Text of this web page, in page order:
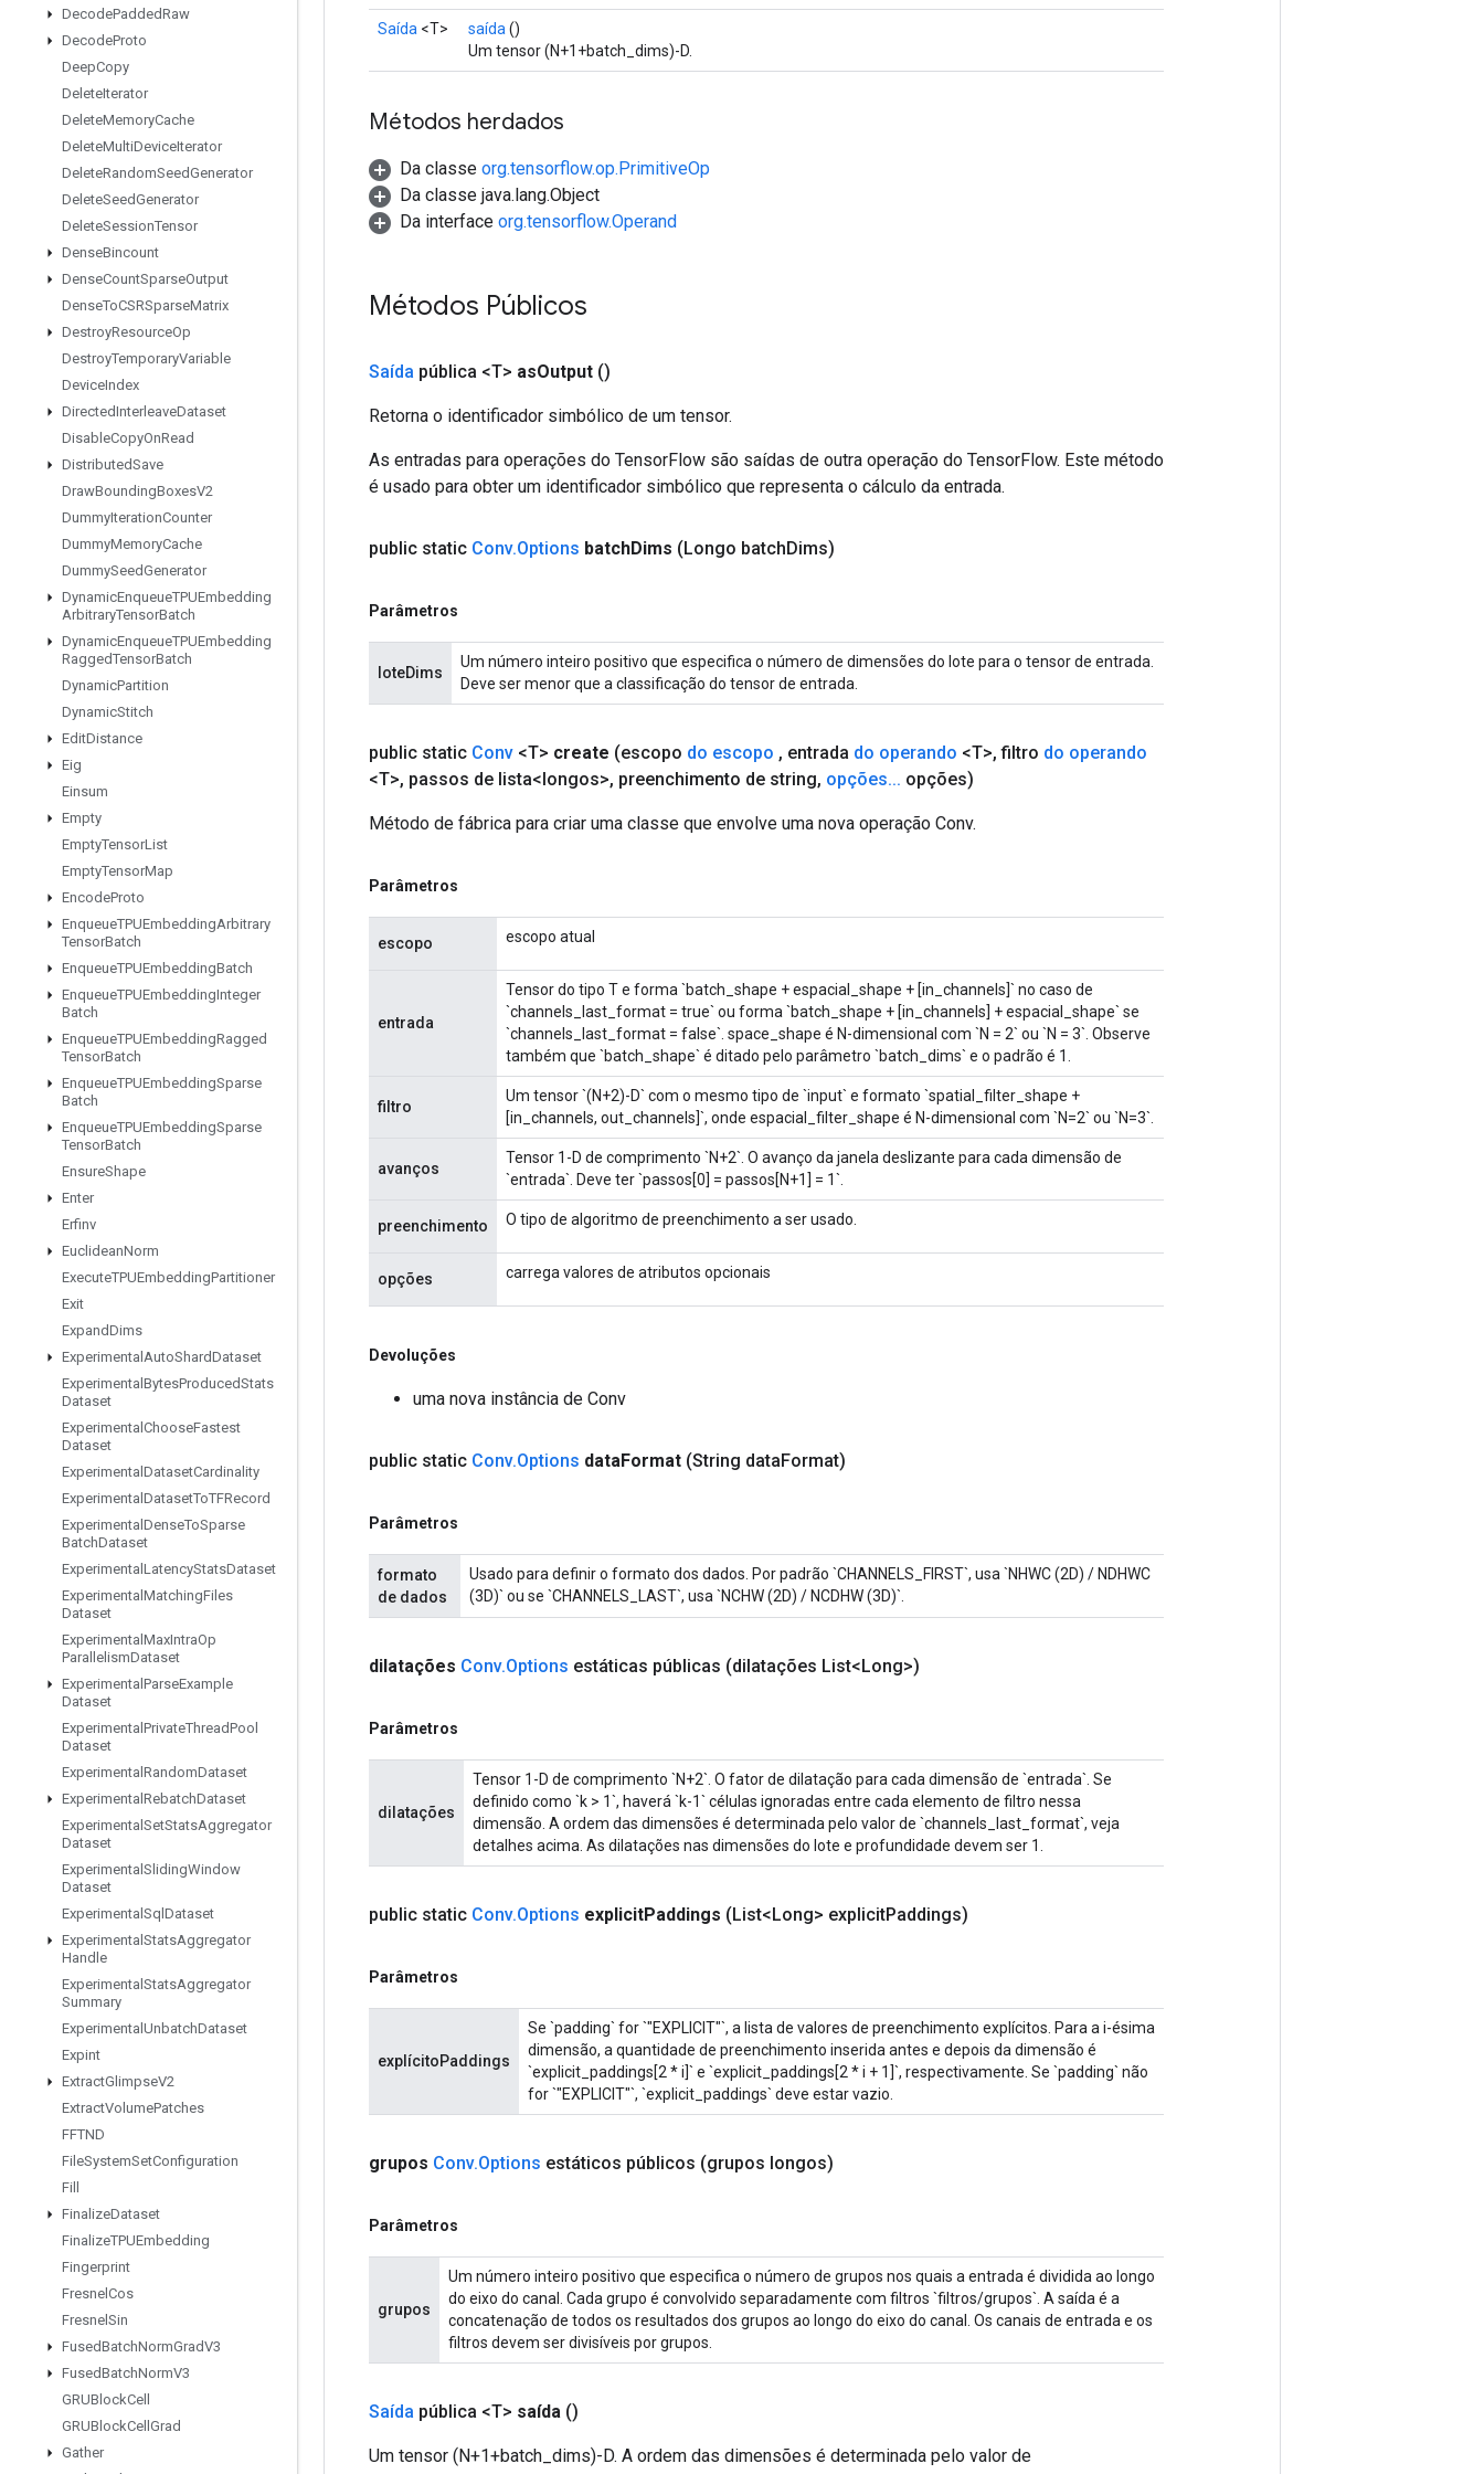
DecodePaddedRaw
DecodeProto
DeepCopy
DeleteIterator
DeleteMemoryCache
DeleteMultiDeviceIterator
DeleteRandomSeedGenerator
DeleteSeedGenerator
DeleteSessionTensor
DenseBincount
DenseCountSparseOutput
DenseToCSRSparseMatrix
DestroyResourceOp
DestroyTemporaryVariable
DeviceIndex
DirectedInterleaveDataset
DisableCopyOnRead
DistributedSave
DrawBoundingBoxesV2
DummyIterationCounter
DummyMemoryCache
DummySeedGenerator
DynamicEnqueueTPUEmbedding
ArbitraryTensorBatch
DynamicEnqueueTPUEmbedding
RaggedTensorBatch
DynamicPartition
DynamicStitch
EditDistance
Eig
Einsum
Empty
EmptyTensorList
EmptyTensorMap
EncodeProto
EnqueueTPUEmbeddingArbitrary
TensorBatch
EnqueueTPUEmbeddingBatch
EnqueueTPUEmbeddingInteger
Batch
EnqueueTPUEmbeddingRagged
TensorBatch
EnqueueTPUEmbeddingSparse
Batch
EnqueueTPUEmbeddingSparse
TensorBatch
EnsureShape
Enter
Erfinv
EuclideanNorm
ExecuteTPUEmbeddingPartitioner
Exit
ExpandDims
Experimental AutoShardDataset
Experimental BytesProducedStats
Dataset
Experimental ChooseFastest
Dataset
Experimental DatasetCardinality
Experimental DatasetToTFRecord
Experimental DenseToSparse
BatchDataset
Experimental LatencyStatsDataset
Experimental MatchingFiles
Dataset
Experimental MaxIntraOp
ParallelismDataset
Experimental ParseExample
Dataset
Experimental PrivateThreadPool
Dataset
Experimental RandomDataset
Experimental RebatchDataset
Experimental SetStatsAggregator
Dataset
Experimental SlidingWindow
Dataset
Experimental Sql Dataset
Experimental StatsAggregator
Handle
Experimental StatsAggregator
Summary
Experimental UnbatchDataset
Expint
ExtractGlimpseV2
ExtractVolumePatches
FFTND
FileSystemSetConfiguration
Fill
FinalizeDataset
FinalizeTPUEmbedding
Fingerprint
Fresnel Cos
Fresnel Sin
FusedBatchNormGradV3
FusedBatchNormV3
GRUBlockCell
GRUBlockCell Grad
Gather
Saída <T> saída ()
Um tensor (N+1+batch_dims)-D.
Métodos herdados
Da classe org.tensorflow.op.PrimitiveOp
Da classe java.lang.Object
Da interface org.tensorflow.Operand
Métodos Públicos
Saída pública <T> asOutput ()
Retorna o identificador simbólico de um tensor.
As entradas para operações do TensorFlow são saídas de outra operação do TensorFlow. Este método
é usado para obter um identificador simbólico que representa o cálculo da entrada.
public static Conv.Options batchDims (Longo batchDims)
Parâmetros
loteDims
Um número inteiro positivo que especifica o número de dimensões do lote para o tensor de entrada.
Deve ser menor que a classificação do tensor de entrada.
public static Conv <T> create (escopo do escopo , entrada do operando <T>, filtro do operando
<T>, passos de lista<longos>, preenchimento de string, opções... opções)
Método de fábrica para criar uma classe que envolve uma nova operação Conv.
Parâmetros
escopo escopo atual
entrada
Tensor do tipo T e forma `batch_shape + espacial_shape + [in_channels]` no caso de
`channels_last_format = true` ou forma `batch_shape + [in_channels] + espacial_shape` se
`channels_last_format = false`. space_shape é N-dimensional com `N = 2` ou `N = 3`. Observe
também que `batch_shape` é ditado pelo parâmetro `batch_dims` e o padrão é 1.
filtro
Um tensor `(N+2)-D` com o mesmo tipo de `input` e formato `spatial_filter_shape +
[in_channels, out_channels]`, onde espacial_filter_shape é N-dimensional com `N=2` ou `N=3`.
avanços
Tensor 1-D de comprimento `N+2`. O avanço da janela deslizante para cada dimensão de
`entrada`. Deve ter `passos[0] = passos[N+1] = 1`.
preenchimento O tipo de algoritmo de preenchimento a ser usado.
opções carrega valores de atributos opcionais
Devoluções
uma nova instância de Conv
public static Conv.Options dataFormat (String dataFormat)
Parâmetros
formato
de dados
Usado para definir o formato dos dados. Por padrão `CHANNELS_FIRST`, usa `NHWC (2D) / NDHWC
(3D)` ou se `CHANNELS_LAST`, usa `NCHW (2D) / NCDHW (3D)`.
dilatações Conv.Options estáticas públicas (dilatações List<Long>)
Parâmetros
dilatações
Tensor 1-D de comprimento `N+2`. O fator de dilatação para cada dimensão de `entrada`. Se
definido como `k > 1`, haverá `k-1` células ignoradas entre cada elemento de filtro nessa
dimensão. A ordem das dimensões é determinada pelo valor de `channels_last_format`, veja
detalhes acima. As dilatações nas dimensões do lote e profundidade devem ser 1.
public static Conv.Options explicitPaddings (List<Long> explicitPaddings)
Parâmetros
explícitoPaddings
Se `padding` for `"EXPLICIT"`, a lista de valores de preenchimento explícitos. Para a i-ésima
dimensão, a quantidade de preenchimento inserida antes e depois da dimensão é
`explicit_paddings[2 * i]` e `explicit_paddings[2 * i + 1]`, respectivamente. Se `padding` não
for `"EXPLICIT"`, `explicit_paddings` deve estar vazio.
grupos Conv.Options estáticos públicos (grupos longos)
Parâmetros
grupos
Um número inteiro positivo que especifica o número de grupos nos quais a entrada é dividida ao longo
do eixo do canal. Cada grupo é convolvido separadamente com filtros `filtros/grupos`. A saída é a
concatenação de todos os resultados dos grupos ao longo do eixo do canal. Os canais de entrada e os
filtros devem ser divisíveis por grupos.
Saída pública <T> saída ()
Um tensor (N+1+batch_dims)-D. A ordem das dimensões é determinada pelo valor de